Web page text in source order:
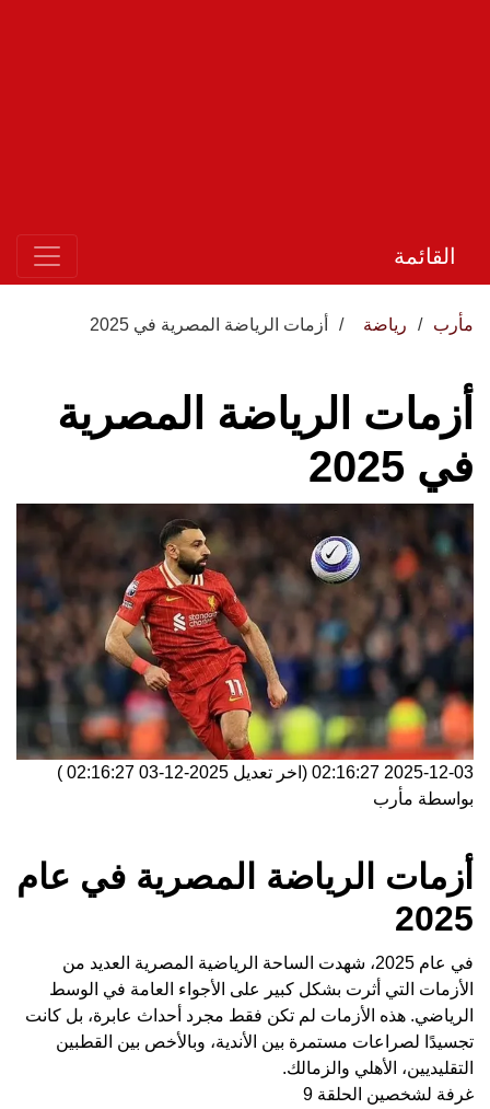
القائمة
مأرب رياضة أزمات الرياضة المصرية في 2025
أزمات الرياضة المصرية
في 2025
2025-12-03 02:16:27 (اخر تعديل 2025-12-03 02:16:27
)
بواسطة مأرب
أزمات الرياضة المصرية في عام
2025
في عام 2025، شهدت الساحة الرياضية المصرية العديد من
الأزمات التي أثرت بشكل كبير على الأجواء العامة في الوسط
الرياضي. هذه الأزمات لم تكن فقط مجرد أحداث عابرة، بل كانت
تجسيدًا لصراعات مستمرة بين الأندية، وبالأخص بين القطبين
التقليديين، الأهلي والزمالك.
غرفة لشخصين الحلقة 9